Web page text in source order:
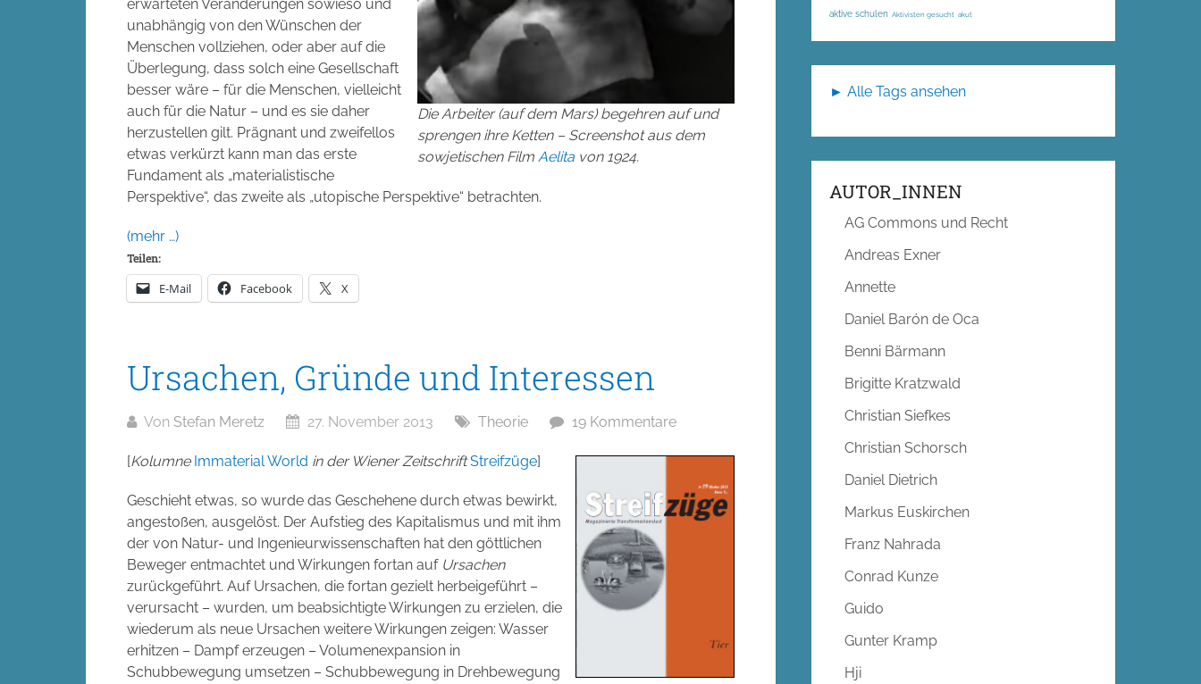
Die Arbeiter (auf dem Mars) begehren auf und
sprengen ihre Ketten – Screenshot aus dem
sowjetischen Film Aelita von 1924.
erwarteten Veränderungen sowieso und
unabhängig von den Wünschen der
Menschen vollziehen, oder aber auf die
Überlegung, dass solch eine Gesellschaft
besser wäre – für die Menschen, vielleicht
auch für die Natur – und es sie daher
herzustellen gilt. Prägnant und zweifellos
etwas verkürzt kann man das erste
Fundament als „materialistische
Perspektive“, das zweite als „utopische Perspektive“ betrachten.
(mehr …)
Teilen:
E-Mail Facebook X
Ursachen, Gründe und Interessen
Von Stefan Meretz 27. November 2013 Theorie 19 Kommentare
[Kolumne Immaterial World in der Wiener Zeitschrift Streifzüge]
Geschieht etwas, so wurde das Geschehene durch etwas bewirkt,
angestoßen, ausgelöst. Der Aufstieg des Kapitalismus und mit ihm
der von Natur- und Ingenieurwissenschaften hat den göttlichen
Beweger entmachtet und Wirkungen fortan auf Ursachen
zurückgeführt. Auf Ursachen, die fortan gezielt herbeigeführt –
verursacht – wurden, um beabsichtigte Wirkungen zu erzielen, die
wiederum als neue Ursachen weitere Wirkungen zeigen: Wasser
erhitzen – Dampf erzeugen – Volumenexpansion in
Schubbewegung umsetzen – Schubbewegung in Drehbewegung
aktive schulen Aktivisten gesucht akut
► Alle Tags ansehen
AUTOR_INNEN
AG Commons und Recht
Andreas Exner
Annette
Daniel Barón de Oca
Benni Bärmann
Brigitte Kratzwald
Christian Siefkes
Christian Schorsch
Daniel Dietrich
Markus Euskirchen
Franz Nahrada
Conrad Kunze
Guido
Gunter Kramp
Hji